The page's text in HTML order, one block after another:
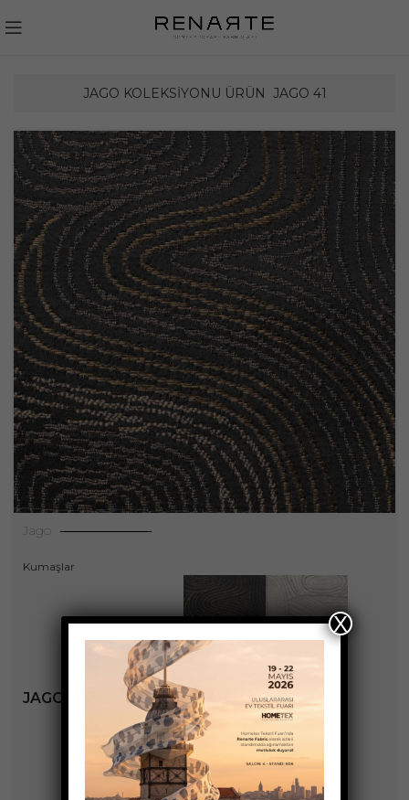
JAGO KOLEKSIYONU ÜRÜN JAGO 41
Jago
Kumaşlar
JAGO KOLEKSIYONU
+3
X